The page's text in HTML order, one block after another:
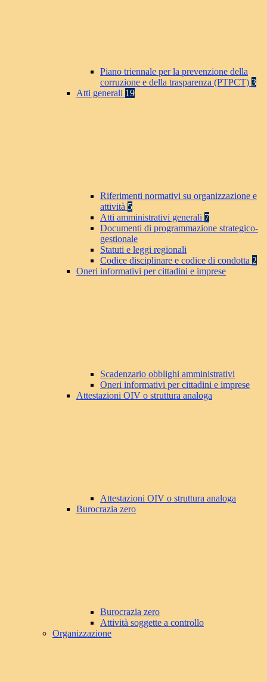
Piano triennale per la prevenzione della
corruzione e della trasparenza (PTPCT) 3
Atti generali 19
Riferimenti normativi su organizzazione e
attività 5
Atti amministrativi generali 7
Documenti di programmazione strategico-
gestionale
Statuti e leggi regionali
Codice disciplinare e codice di condotta 2
Oneri informativi per cittadini e imprese
Scadenzario obblighi amministrativi
Oneri informativi per cittadini e imprese
Attestazioni OIV o struttura analoga
Attestazioni OIV o struttura analoga
Burocrazia zero
Burocrazia zero
Attività soggette a controllo
Organizzazione